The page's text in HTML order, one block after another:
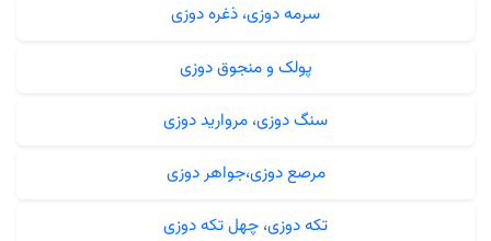
سرمه دوزی، ذغره دوزی
پولک و منجوق دوزی
سنگ دوزی، مروارید دوزی
مرصع دوزی،جواهر دوزی
تکه دوزی، چهل تکه دوزی